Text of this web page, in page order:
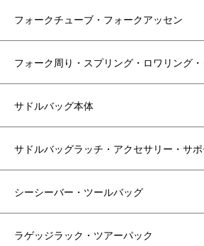
フォークチューブ・フォークアッセン
フォーク周り・スプリング・ロワリング
サドルバッグ本体
サドルバッグラッチ・アクセサリー・サポ
シーシーバー・ツールバッグ
ラゲッジラック・ツアーパック